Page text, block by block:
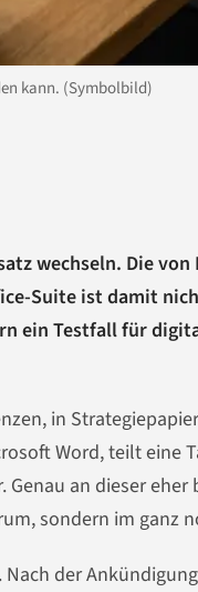
kann. (Symbolbild)
wechseln. Die
Suite ist damit
ein Testfall für
in
Word, teilt eine
an dieser
sondern im ganz
der